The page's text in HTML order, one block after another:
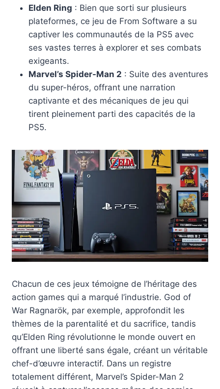
Elden Ring : Bien que sorti sur plusieurs
plateformes, ce jeu de From Software a su
captiver les communautés de la PS5 avec
ses vastes terres à explorer et ses combats
exigeants.
Marvel’s Spider-Man 2 : Suite des aventures
du super-héros, offrant une narration
captivante et des mécaniques de jeu qui
tirent pleinement parti des capacités de la
PS5.
Chacun de ces jeux témoigne de l’héritage des
action games qui a marqué l’industrie. God of
War Ragnarök, par exemple, approfondit les
thèmes de la parentalité et du sacrifice, tandis
qu’Elden Ring révolutionne le monde ouvert en
offrant une liberté sans égale, créant un véritable
chef-d’œuvre interactif. Dans un registre
totalement différent, Marvel’s Spider-Man 2